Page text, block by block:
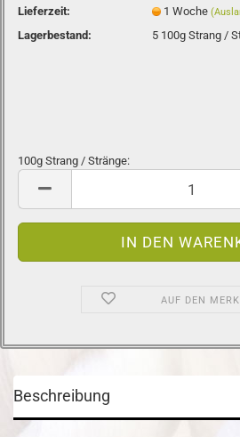
Lieferzeit:
1 Woche
Lagerbestand: 5 100g Strang /
100g Strang / Stränge:
100g
Strang
/
Stränge
AUF DEN
Beschreibung